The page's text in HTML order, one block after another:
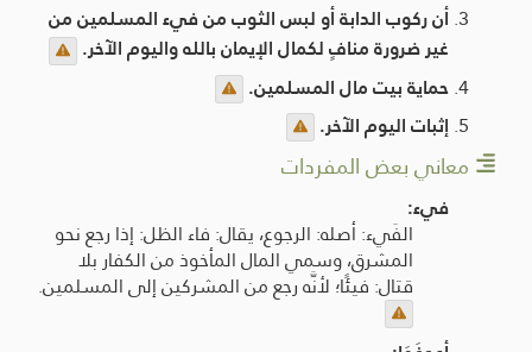
أن ركوب الدابة أو لبس الثوب من فيء المسلمين من
غير ضرورة منافٍ لكمال الإيمان بالله واليوم الآخر.
حماية بيت مال المسلمين.
إثبات اليوم الآخر.
معاني بعض المفردات
فيء:
الفَيء: أصله: الرجوع، يقال: فاء الظل: إذا رجع نحو
المشرق، وسمي المال المأخوذ من الكفار بلا
قتال: فيئًا؛ لأنَّه رجع من المشركين إلى المسلمين.